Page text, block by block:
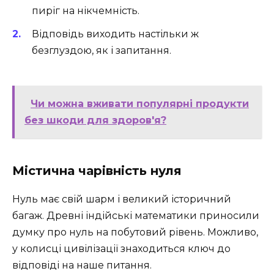
пиріг на нікчемність.
Відповідь виходить настільки ж
безглуздою, як і запитання.
Чи можна вживати популярні продукти
без шкоди для здоров'я?
Містична чарівність нуля
Нуль має свій шарм і великий історичний
багаж. Древні індійські математики приносили
думку про нуль на побутовий рівень. Можливо,
у колисці цивілізації знаходиться ключ до
відповіді на наше питання.